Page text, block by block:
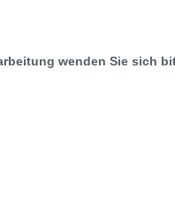
wenden Sie sich